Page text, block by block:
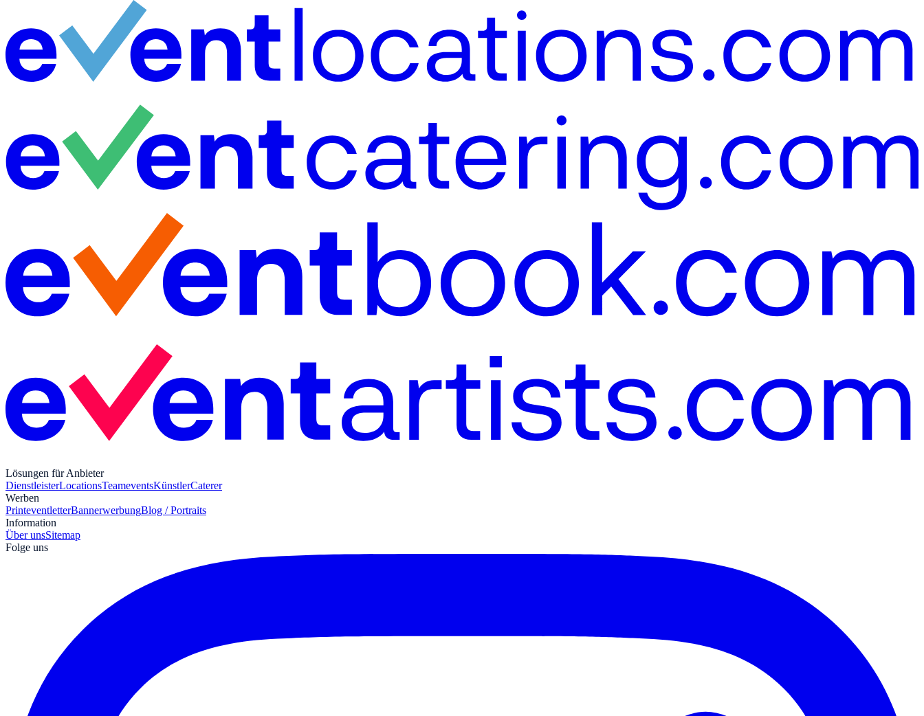
Lösungen für Anbieter
DienstleisterLocationsTeameventsKünstlerCaterer
Werben
PrinteventletterBannerwerbungBlog / Portraits
Information
Über unsSitemap
Folge uns